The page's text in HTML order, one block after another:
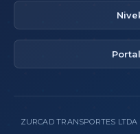
ZURCAD TRANSPORTES LTDA